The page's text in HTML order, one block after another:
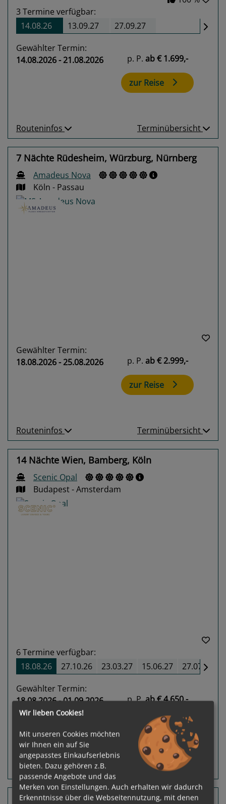
3 Termine verfügbar:
14.08.26
13.09.27 27.09.27
Gewählter Termin:
14.08.2026 - 21.08.2026
p. P. ab€ 1.699,-
zur Reise
Routeninfos Terminübersicht
7 Nächte Rüdesheim, Würzburg, Nürnberg
Amadeus Nova
Köln - Passau
Gewählter Termin:
18.08.2026 - 25.08.2026
p. P. ab€ 2.999,-
zur Reise
Routeninfos Terminübersicht
14 Nächte Wien, Bamberg, Köln
Scenic Opal
Budapest - Amsterdam
6Termine verfügbar:
18.08.26
27.10.26 23.03.27 15.06.27 27.07.27
Gewählter Termin:
18.08.2026 - 01.09.2026
p. P.ab€ 4.650,-
zur Reise
Routeninfos Terminübersicht
14 Nächte Köln, Nürnberg, Wien
Wir lieben Cookies!
Mit unseren Cookies möchten
wir Ihnen ein auf Sie
angepasstes Einkaufserlebnis
bieten. Dazu gehören z.B.
passende Angebote und das
Merken von Einstellungen. Auch erhalten wir dadurch
Erkenntnisse über die Webseitennutzung, mit denen